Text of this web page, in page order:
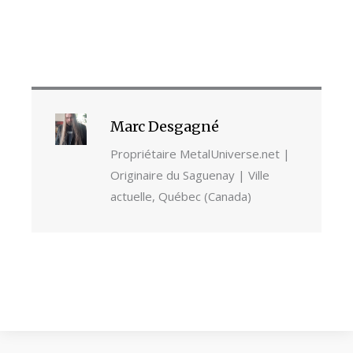
Marc Desgagné
Propriétaire MetalUniverse.net |
Originaire du Saguenay | Ville
actuelle, Québec (Canada)